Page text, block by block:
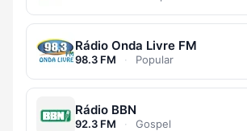
Rádio Onda Livre FM
98.3 FM · Popular
Rádio BBN
92.3 FM · Gospel